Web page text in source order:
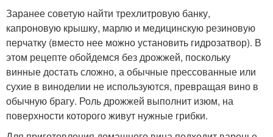
Заранее советую найти трехлитровую банку,
капроновую крышку, марлю и медицинскую резиновую
перчатку (вместо нее можно установить гидрозатвор). В
этом рецепте обойдемся без дрожжей, поскольку
винные достать сложно, а обычные прессованные или
сухие в виноделии не используются, превращая вино в
обычную брагу. Роль дрожжей выполнит изюм, на
поверхности которого живут нужные грибки.